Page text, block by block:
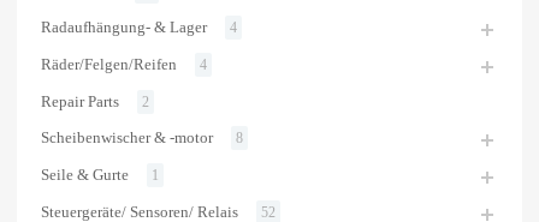
Radaufhängung- & Lager 4
Räder/Felgen/Reifen 4
Repair Parts 2
Scheibenwischer & -motor 8
Seile & Gurte 1
Steuergeräte/ Sensoren/ Relais 52